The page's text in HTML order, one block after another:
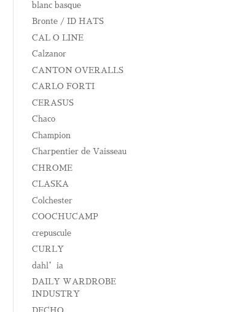
blanc basque
Bronte / ID HATS
CAL O LINE
Calzanor
CANTON OVERALLS
CARLO FORTI
CERASUS
Chaco
Champion
Charpentier de Vaisseau
CHROME
CLASKA
Colchester
COOCHUCAMP
crepuscule
CURLY
dahl’ia
DAILY WARDROBE
INDUSTRY
DECHO